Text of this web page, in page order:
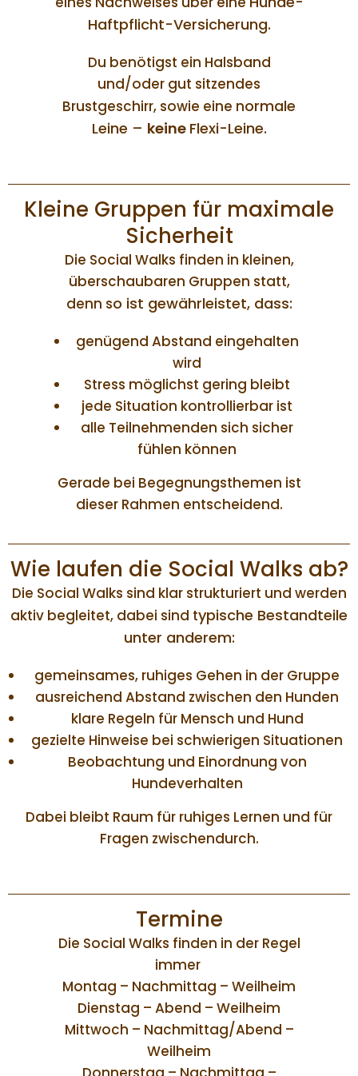
Haftpflicht-Versicherung.
Du benötigst ein Halsband
und/oder gut sitzendes
Brustgeschirr, sowie eine normale
Leine – keine Flexi-Leine.
Kleine Gruppen für maximale
Sicherheit
Die Social Walks finden in kleinen,
überschaubaren Gruppen statt,
denn so ist gewährleistet, dass:
genügend Abstand eingehalten
wird
Stress möglichst gering bleibt
jede Situation kontrollierbar ist
alle Teilnehmenden sich sicher
fühlen können
Gerade bei Begegnungsthemen ist
dieser Rahmen entscheidend.
Wie laufen die Social Walks ab?
Die Social Walks sind klar strukturiert und werden
aktiv begleitet, dabei sind typische Bestandteile
unter anderem:
gemeinsames, ruhiges Gehen in der Gruppe
ausreichend Abstand zwischen den Hunden
klare Regeln für Mensch und Hund
gezielte Hinweise bei schwierigen Situationen
Beobachtung und Einordnung von
Hundeverhalten
Dabei bleibt Raum für ruhiges Lernen und für
Fragen zwischendurch.
Termine
Die Social Walks finden in der Regel
immer
Montag – Nachmittag – Weilheim
Dienstag – Abend – Weilheim
Mittwoch – Nachmittag/Abend –
Weilheim